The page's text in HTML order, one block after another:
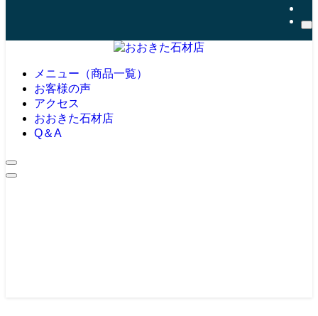
メニュー（商品一覧）
お客様の声
アクセス
おおきた石材店
Q＆A